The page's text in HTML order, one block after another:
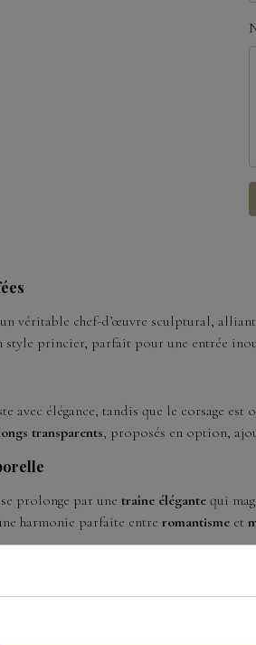
véritable chef-d’œuvre sculptural,
style princier, parfait pour une entrée
avec élégance, tandis que le corsage est
transparents, proposés en option,
se prolonge par unetraîne élégante qui
harmonie parfaite entreromantisme et